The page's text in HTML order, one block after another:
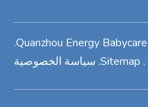
Quanzhou Energy Babycare Co.,Ltd.
.
Sitemap
. سياسة الخصوصية